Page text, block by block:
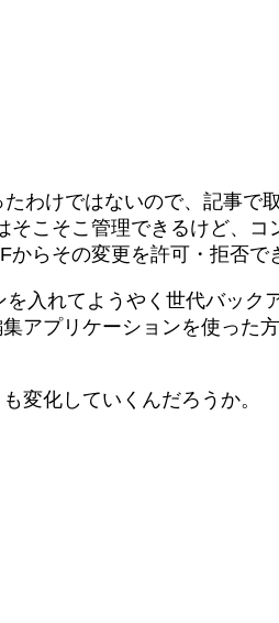
わけではないので、記事で
こそこ管理できるけど、
らその変更を許可・拒否で
入れてようやく世代バック
アプリケーションを使った
変化していくんだろうか。